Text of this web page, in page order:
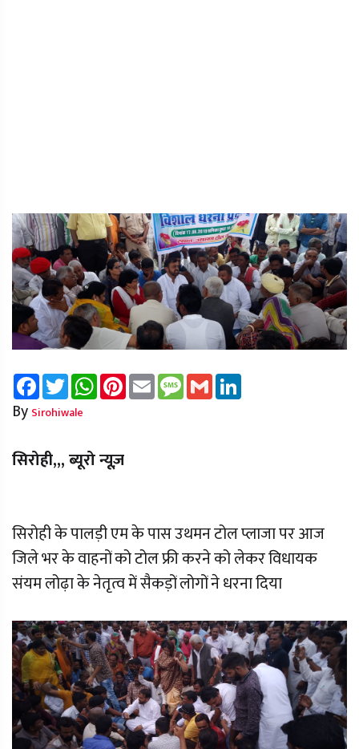
FacebookTwitterWhatsAppPinterest
Email Message
Gmail
By Sirohiwale
सिरोही,,, ब्यूरो न्यूज़
सिरोही के पालड़ी एम के पास उथमन टोल प्लाजा पर आज
जिले भर के वाहनों को टोल फ्री करने को लेकर विधायक
संयम लोढ़ा के नेतृत्व में सैकड़ों लोगों ने धरना दिया